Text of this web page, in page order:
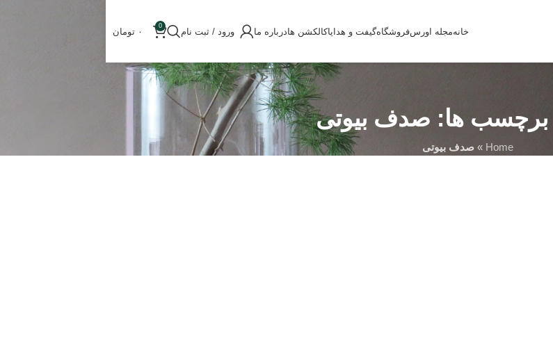
خانهمجله اورسفروشگاهگیفت و هدایاکالکشن هادرباره ما ورود / ثبت نام
0
۰ تومان
برچسب ها: صدف بیوتی
Home
»صدف بیوتی